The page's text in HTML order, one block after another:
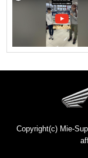
Copyright(c) Mie-